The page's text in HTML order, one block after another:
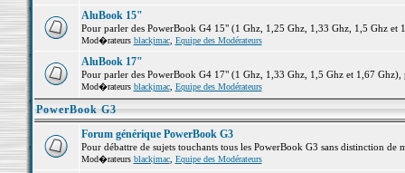
AluBook 15"
Pour parler des PowerBook G4 15" (1 Ghz, 1,25 Ghz, 1,33 Ghz, 1,5 Ghz et
Mod�rateurs blackjmac, Equipe des Modérateurs
AluBook 17"
Pour parler des PowerBook G4 17" (1 Ghz, 1,33 Ghz, 1,5 Ghz et 1,67 Ghz),
Mod�rateurs blackjmac, Equipe des Modérateurs
PowerBook G3
Forum générique PowerBook G3
Pour débattre de sujets touchants tous les PowerBook G3 sans distinction de
Mod�rateurs blackjmac, Equipe des Modérateurs